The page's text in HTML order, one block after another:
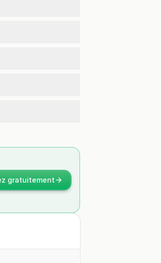
gratuitement